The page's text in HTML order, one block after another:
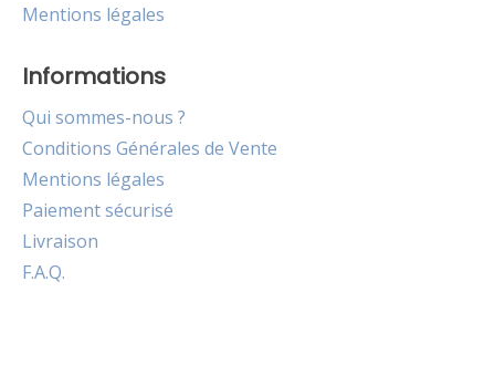
Mentions légales
Informations
Qui sommes-nous ?
Conditions Générales de Vente
Mentions légales
Paiement sécurisé
Livraison
F.A.Q.